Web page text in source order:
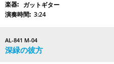
ガットギター
3:24
AL-841 M-04
深緑の彼方